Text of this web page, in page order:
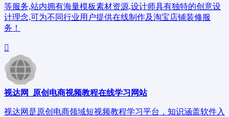
等服务,站内拥有海量模板素材资源,设计师具有独特的创意设
计理念,可为不同行业用户提供在线制作及淘宝店铺装修服
务！
视达网_原创电商视频教程在线学习网站
视达网是原创电商领域短视频教程学习平台，知识涵盖软件入